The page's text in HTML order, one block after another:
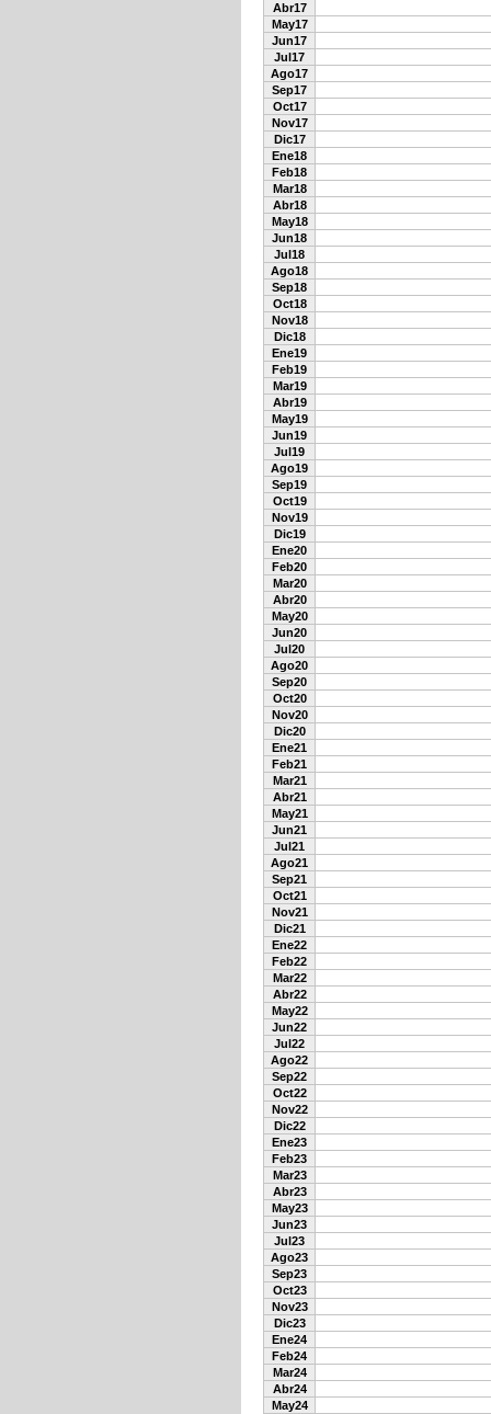
Abr17
May17
Jun17
Jul17
Ago17
Sep17
Oct17
Nov17
Dic17
Ene18
Feb18
Mar18
Abr18
May18
Jun18
Jul18
Ago18
Sep18
Oct18
Nov18
Dic18
Ene19
Feb19
Mar19
Abr19
May19
Jun19
Jul19
Ago19
Sep19
Oct19
Nov19
Dic19
Ene20
Feb20
Mar20
Abr20
May20
Jun20
Jul20
Ago20
Sep20
Oct20
Nov20
Dic20
Ene21
Feb21
Mar21
Abr21
May21
Jun21
Jul21
Ago21
Sep21
Oct21
Nov21
Dic21
Ene22
Feb22
Mar22
Abr22
May22
Jun22
Jul22
Ago22
Sep22
Oct22
Nov22
Dic22
Ene23
Feb23
Mar23
Abr23
May23
Jun23
Jul23
Ago23
Sep23
Oct23
Nov23
Dic23
Ene24
Feb24
Mar24
Abr24
May24